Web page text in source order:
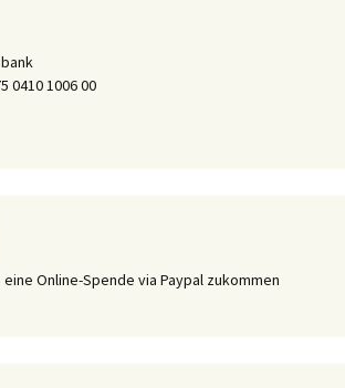
0410 1006 00
Online-Spende via Paypal zukommen